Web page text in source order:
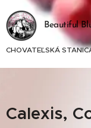
Beautiful
CHOVATEĽSKÁ
Calexis,